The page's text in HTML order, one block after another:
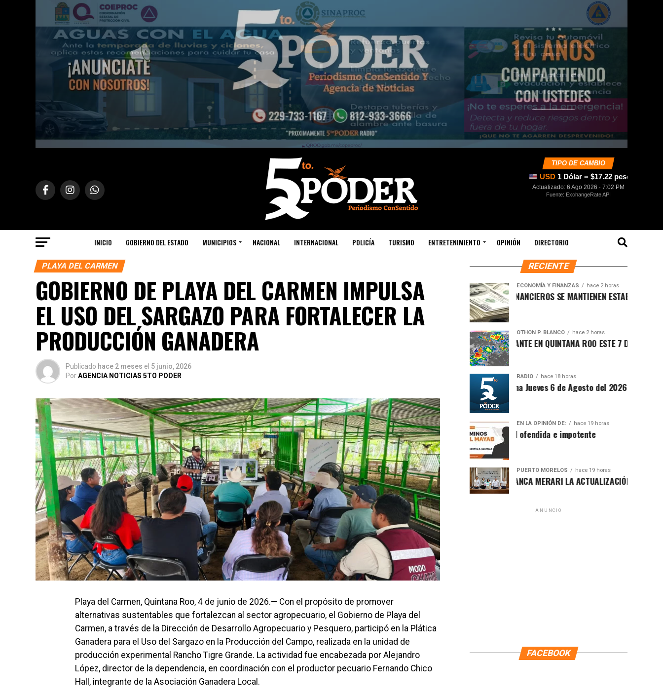
TIPO DE CAMBIO
USD 1 Dólar = $17.22 pesos
Actualizado: 6 Ago 2026 · 7:02 PM
Fuente: ExchangeRate API
INICIO GOBIERNO DEL ESTADO MUNICIPIOS NACIONAL INTERNACIONAL POLICÍA TURISMO ENTRETENIMIENTO OPINIÓN DIRECTORIO
PLAYA DEL CARMEN
GOBIERNO DE PLAYA DEL CARMEN IMPULSA
EL USO DEL SARGAZO PARA FORTALECER LA
PRODUCCIÓN GANADERA
Publicado hace 2 meses el 5 junio, 2026
PorAGENCIA NOTICIAS 5TO PODER
Playa del Carmen, Quintana Roo, 4 de junio de 2026.— Con el propósito de promover
alternativas sustentables que fortalezcan al sector agropecuario, el Gobierno de Playa del
Carmen, a través de la Dirección de Desarrollo Agropecuario y Pesquero, participó en la Plática
Ganadera para el Uso del Sargazo en la Producción del Campo, realizada en la unidad de
producción experimental Rancho Tigre Grande. La actividad fue encabezada por Alejandro
López, director de la dependencia, en coordinación con el productor pecuario Fernando Chico
Hall, integrante de la Asociación Ganadera Local.
RECIENTE
ECONOMÍA Y FINANZAS hace 2 horas
MERCADOS FINANCIEROS SE MANTIENEN ESTABLES
OTHON P. BLANCO hace 2 horas
CLIMA SOFOCANTE EN QUINTANA ROO ESTE 7 DE AGOSTO DE
RADIO hace 18 horas
Síntesis Matutina Jueves 6 de Agosto del 2026
EN LA OPINIÓN DE: hace 19 horas
Sociedad ofendida e impotente
PUERTO MORELOS hace 19 horas
PRESENTA BLANCA MERARI LA ACTUALIZACIÓN DEL ATLAS DE
ANUNCIO
FACEBOOK